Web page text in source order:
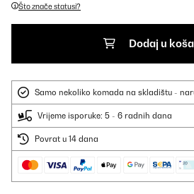
Što znače statusi?
Dodaj u
Samo nekoliko komada na skladištu -
Vrijeme isporuke: 5 - 6 radnih dana
Povrat u 14 dana